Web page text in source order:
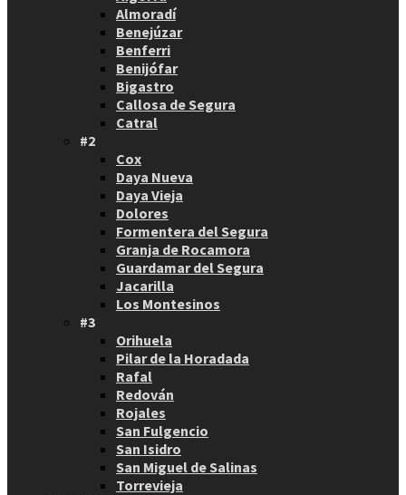
Almoradí
Benejúzar
Benferri
Benijófar
Bigastro
Callosa de Segura
Catral
#2
Cox
Daya Nueva
Daya Vieja
Dolores
Formentera del Segura
Granja de Rocamora
Guardamar del Segura
Jacarilla
Los Montesinos
#3
Orihuela
Pilar de la Horadada
Rafal
Redován
Rojales
San Fulgencio
San Isidro
San Miguel de Salinas
Torrevieja